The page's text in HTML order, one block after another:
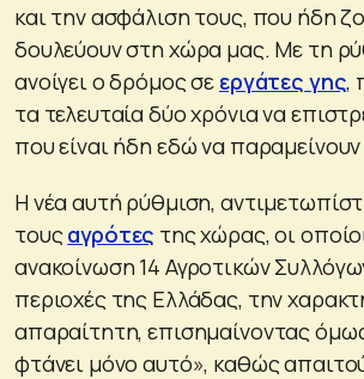
και την ασφάλιση τους, που ήδη
δουλεύουν στη χώρα μας. Με τη
ανοίγει ο δρόμος σε εργάτες γης,
τα τελευταία δύο χρόνια να
που είναι ήδη εδώ να
Η νέα αυτή ρύθμιση,
τουςαγρότες της χώρας, οι
ανακοίνωση 14 Αγροτικών
περιοχές της Ελλάδας, την
απαραίτητη, επισημαίνοντας
φτάνει μόνο αυτό», καθώς